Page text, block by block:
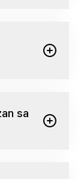
sa